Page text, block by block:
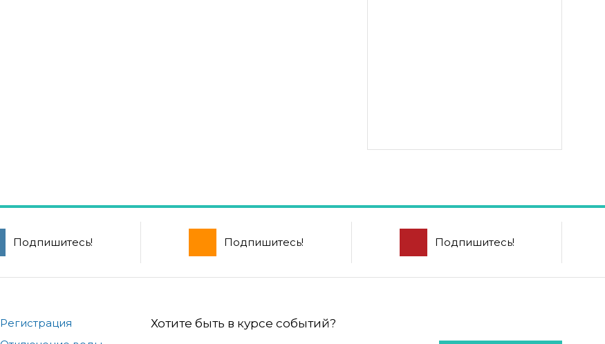
Подпишитесь! Подпишитесь! Подпишитесь!
Регистрация
Хотите быть в курсе событий?